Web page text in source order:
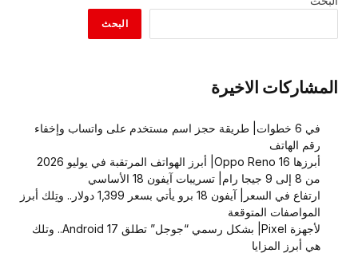
البحث
المشاركات الاخيرة
في 6 خطوات| طريقة حجز اسم مستخدم على واتساب وإخفاء
رقم الهاتف
أبرزها Oppo Reno 16| أبرز الهواتف المرتقبة في يوليو 2026
من 8 إلى 9 جيجا رام| تسريبات آيفون 18 الأساسي
ارتفاع في السعر| آيفون 18 برو يأتي بسعر 1,399 دولار.. وتِلك أبرز
المواصفات المتوقعة
لأجهزة Pixel| بشكل رسمي “جوجل” تطلق Android 17.. وتلك
هي أبرز المزايا